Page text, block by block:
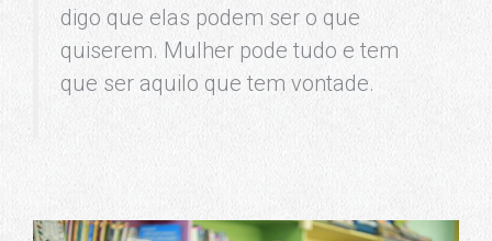
digo que elas podem ser o que
quiserem. Mulher pode tudo e tem
que ser aquilo que tem vontade.